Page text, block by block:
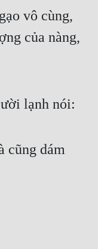
vô cùng,
của nàng,
lạnh nói:
cũng dám